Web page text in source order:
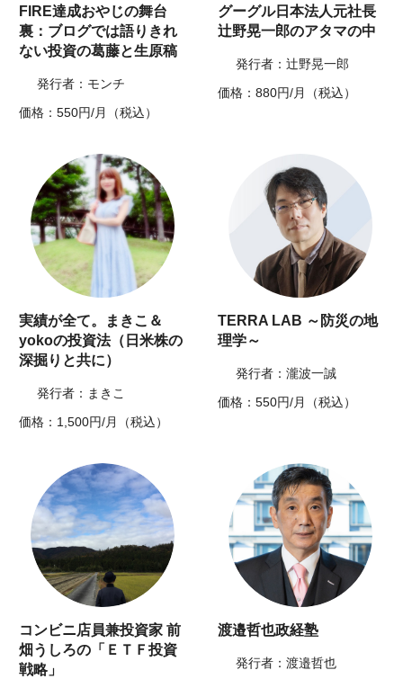
FIRE達成おやじの舞台
裏：ブログでは語りきれ
ない投資の葛藤と生原稿
発行者：モンチ
価格：550円/月（税込）
グーグル日本法人元社長
辻野晃一郎のアタマの中
発行者：辻野晃一郎
価格：880円/月（税込）
実績が全て。まきこ＆
yokoの投資法（日米株の
深掘りと共に）
発行者：まきこ
価格：1,500円/月（税込）
TERRA LAB ～防災の地
理学～
発行者：瀧波一誠
価格：550円/月（税込）
コンビニ店員兼投資家 前
畑うしろの「ＥＴＦ投資
戦略」
渡邉哲也政経塾
発行者：渡邉哲也